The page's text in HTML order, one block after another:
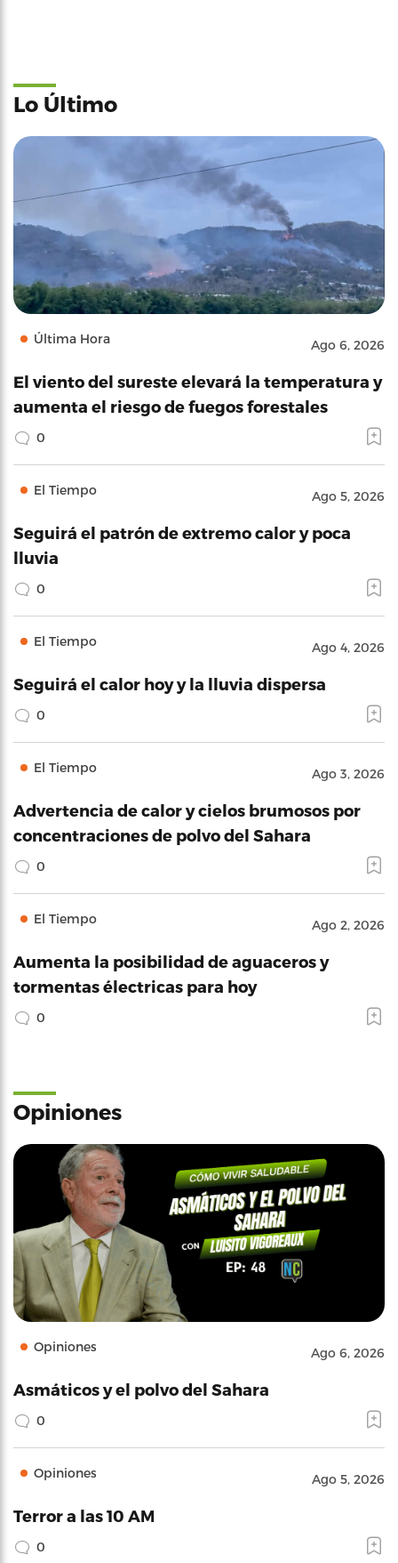
Lo Último
Última Hora Ago 6, 2026
El viento del sureste elevará la temperatura y
aumenta el riesgo de fuegos forestales
0
El Tiempo Ago 5, 2026
Seguirá el patrón de extremo calor y poca
lluvia
0
El Tiempo Ago 4, 2026
Seguirá el calor hoy y la lluvia dispersa
0
El Tiempo Ago 3, 2026
Advertencia de calor y cielos brumosos por
concentraciones de polvo del Sahara
0
El Tiempo Ago 2, 2026
Aumenta la posibilidad de aguaceros y
tormentas électricas para hoy
0
Opiniones
Opiniones Ago 6, 2026
Asmáticos y el polvo del Sahara
0
Opiniones Ago 5, 2026
Terror a las 10 AM
0